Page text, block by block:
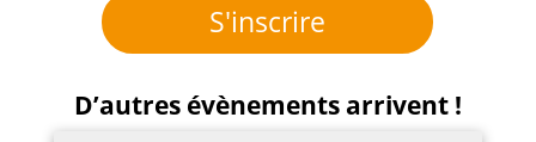
S'inscrire
D’autres évènements arrivent !